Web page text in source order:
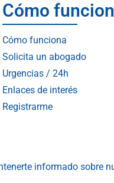
Cómo
Cómo funciona
Solicita un abogado
Urgencias / 24h
Enlaces de interés
Registrarme
informado sobre